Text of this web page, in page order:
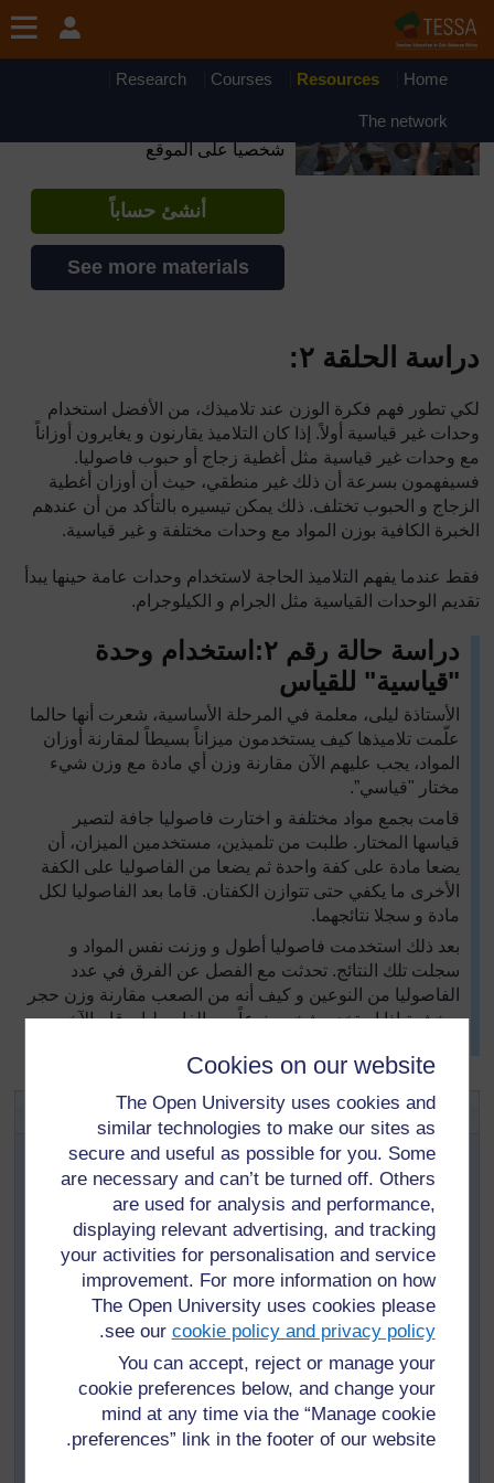
Cookies on our website
The Open University uses cookies and
similar technologies to make our sites as
secure and useful as possible for you. Some
are necessary and can’t be turned off. Others
are used for analysis and performance,
displaying relevant advertising, and tracking
your activities for personalisation and service
improvement. For more information on how
The Open University uses cookies please
see our cookie policy and privacy policy
.
You can accept, reject or manage your
cookie preferences below, and change your
mind at any time via the “Manage cookie
preferences” link in the footer of our website.
تجاوز إلى المحتوى الرئيسي
OpenLearn Create will be unavailable on Wednesday 12
August 2026 from 8am to 10.30am (GMT) due to routine
Home
Resources
Courses
Research
The network
شخصياً على الموقع
أنشئ حساباً
See more materials
دراسة الحلقة ٢:
لكي تطور فهم فكرة الوزن عند تلاميذك، من الأفضل استخدام
وحدات غير قياسية أولاً. إذا كان التلاميذ يقارنون و يغايرون أوزاناً
مع وحدات غير قياسية مثل أغطية زجاج أو حبوب فاصوليا.
فسيفهمون بسرعة أن ذلك غير منطقي، حيث أن أوزان أغطية
الزجاج و الحبوب تختلف. ذلك يمكن تيسيره بالتأكد من أن عندهم
الخبرة الكافية بوزن المواد مع وحدات مختلفة و غير قياسية.
فقط عندما يفهم التلاميذ الحاجة لاستخدام وحدات عامة حينها يبدأ
تقديم الوحدات القياسية مثل الجرام و الكيلوجرام.
دراسة حالة رقم ٢: استخدام وحدة
"قياسية" للقياس
الأستاذة ليلى، معلمة في المرحلة الأساسية، شعرت أنها حالما
علّمت تلاميذها كيف يستخدمون ميزاناً بسيطاً لمقارنة أوزان
المواد، يجب عليهم الآن مقارنة وزن أي مادة مع وزن شيء
مختار "قياسي”.
قامت بجمع مواد مختلفة و اختارت فاصوليا جافة لتصير
قياسها المختار. طلبت من تلميذين، مستخدمين الميزان، أن
يضعا مادة على كفة واحدة ثم يضعا من الفاصوليا على الكفة
الأخرى ما يكفي حتى تتوازن الكفتان. قاما بعد الفاصوليا لكل
مادة و سجلا نتائجهما.
بعد ذلك استخدمت فاصوليا أطول و وزنت نفس المواد و
سجلت تلك النتائج. تحدثت مع الفصل عن الفرق في عدد
الفاصوليا من النوعين و كيف أنه من الصعب مقارنة وزن حجر
و خشبة إذا استخدم شخص نوعاً من الفاصوليا و قام الآخر
نشاط رقم٢ :عرض البيانات
المصدر ٣قبل قراءة هذا الجزء، و اجمع الموارد التالية
لفصلك:
موازين بسيطة
اجمع مواد في نفس الوزن لتستخدم كمقاييس (مثلاً أغطية
زجاج و فاصوليا) و مواد من أوزان مختلفة لتوزن (مثلاً زجاجات
صغيرة، علب أو أحجار).
يمكنك فقط جمع ما يكفي لمجموعة واحدة و أطلب من كل
مجموعة أن تقوم بعمل النشاط بينما بقية الفصل يقومون بعمل
اكتب التعليمات للمجموعات في السبورة و أشرح ما الذي يجب
فعله.
(أنظرإلىالمصدر الرئيسي: استخدام عمل المجموعات في